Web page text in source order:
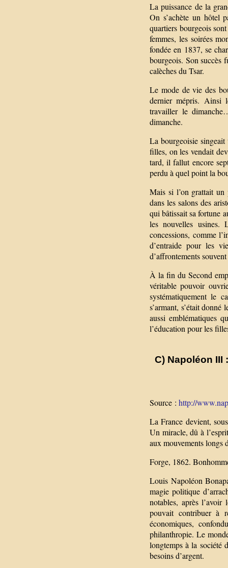
La puissance de la
On s’achète un hôtel
quartiers bourgeois
femmes, les soirées
fondée en 1837, se
bourgeois. Son succès
calèches du Tsar.
Le mode de vie des
dernier mépris. Ainsi
travailler le
dimanche.
La bourgeoisie singeait
filles, on les vendait
tard, il fallut encore
perdu à quel point la
Mais si l’on grattait un
dans les salons des
qui bâtissait sa fortune
les nouvelles usines.
concessions, comme
d’entraide pour les
d’affrontements
À la fin du Second
véritable pouvoir
systématiquement le
s’armant, s’était donné
aussi emblématiques
l’éducation pour les
C) Napoléon III
Source : http://
La France devient,
Un miracle, dû à
aux mouvements longs
Forge, 1862.
Louis Napoléon
magie politique
notables, après l’avoir
pouvait contribuer à
économiques,
philanthropie. Le
longtemps à la société
besoins d’argent.